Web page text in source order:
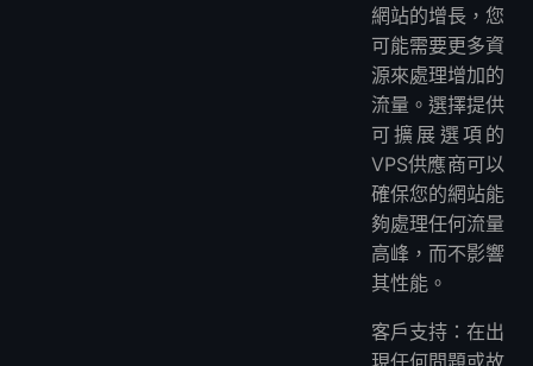
網站的增長，您
可能需要更多資
源來處理增加的
流量。選擇提供
可擴展選項的
VPS供應商可以
確保您的網站能
夠處理任何流量
高峰，而不影響
其性能。
客戶支持：在出